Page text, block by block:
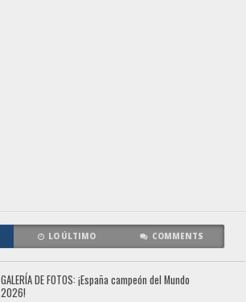
LO ÚLTIMO COMMENTS
GALERÍA DE FOTOS: ¡España campeón del Mundo
2026!